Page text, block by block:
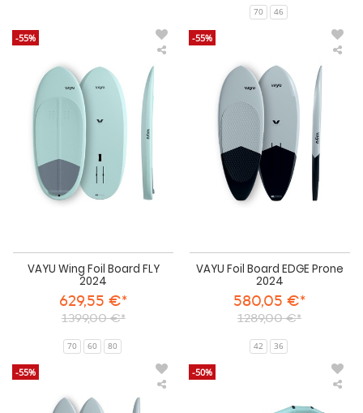
70 46
-55%
VAYU Wing Foil Board FLY
2024
629,55 €*
1399,00 €*
70 60 80
-55%
VAYU Foil Board EDGE Prone
2024
580,05 €*
1289,00 €*
42 36
-55% -50%